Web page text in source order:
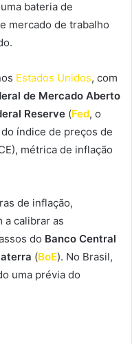
bateria de
e mercado de trabalho
Estados Unidos, com
de Mercado Aberto
Reserve (Fed, o
índice de preços de
métrica de inflação
de inflação,
a calibrar as
do Banco Central
(BoE). No Brasil,
uma prévia do